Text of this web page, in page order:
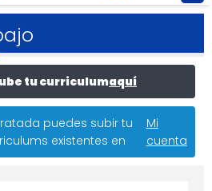
tu curriculumaquí
puedes subir tu
existentes en
Mi
cuenta